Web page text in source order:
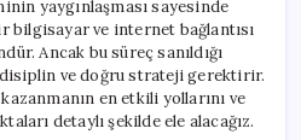
yaygınlaşması sayesinde
bilgisayar ve internet bağlantısı
Ancak bu süreç sanıldığı
ve doğru strateji gerektirir.
en etkili yollarını ve
detaylı şekilde ele alacağız.